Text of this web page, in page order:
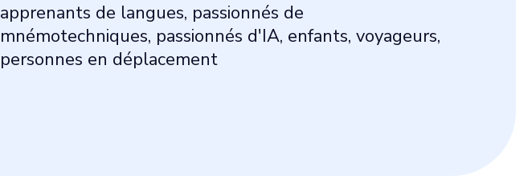
apprenants de langues, passionnés de
mnémotechniques, passionnés d'IA, enfants, voyageurs,
personnes en déplacement